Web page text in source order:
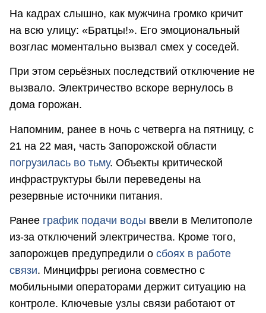
На кадрах слышно, как мужчина громко кричит
на всю улицу: «Братцы!». Его эмоциональный
возглас моментально вызвал смех у соседей.
При этом серьёзных последствий отключение не
вызвало. Электричество вскоре вернулось в
дома горожан.
Напомним, ранее в ночь с четверга на пятницу, с
21 на 22 мая, часть Запорожской области
погрузилась во тьму. Объекты критической
инфраструктуры были переведены на
резервные источники питания.
Ранее график подачи воды ввели в Мелитополе
из-за отключений электричества. Кроме того,
запорожцев предупредили о сбоях в работе
связи. Минцифры региона совместно с
мобильными операторами держит ситуацию на
контроле. Ключевые узлы связи работают от